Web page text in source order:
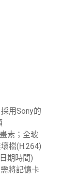
用Sony的
素；全玻
檔(H.264)
期時間)
將記憶卡